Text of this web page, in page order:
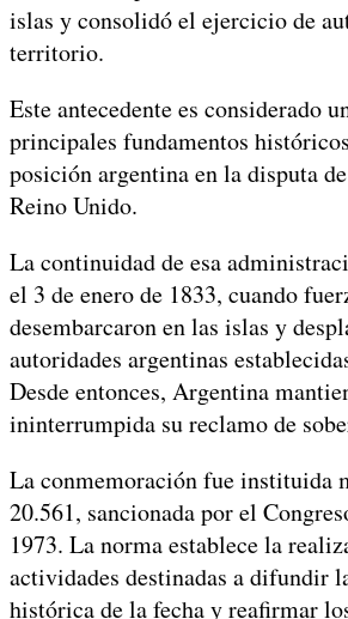
islas y consolidó el ejercicio de
territorio.
Este antecedente es considerado
principales fundamentos
posición argentina en la disputa
Reino Unido.
La continuidad de esa
el 3 de enero de 1833, cuando
desembarcaron en las islas y
autoridades argentinas
Desde entonces, Argentina
ininterrumpida su reclamo de
La conmemoración fue instituida
20.561, sancionada por el
1973. La norma establece la
actividades destinadas a difundir
histórica de la fecha y reafirmar